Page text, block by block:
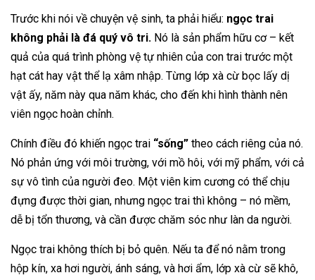
Trước khi nói về chuyện vệ sinh, ta phải hiểu: ngọc trai
không phải là đá quý vô tri. Nó là sản phẩm hữu cơ – kết
quả của quá trình phòng vệ tự nhiên của con trai trước một
hạt cát hay vật thể lạ xâm nhập. Từng lớp xà cừ bọc lấy dị
vật ấy, năm này qua năm khác, cho đến khi hình thành nên
viên ngọc hoàn chỉnh.
Chính điều đó khiến ngọc trai “sống” theo cách riêng của nó.
Nó phản ứng với môi trường, với mồ hôi, với mỹ phẩm, với cả
sự vô tình của người đeo. Một viên kim cương có thể chịu
đựng được thời gian, nhưng ngọc trai thì không – nó mềm,
dễ bị tổn thương, và cần được chăm sóc như làn da người.
Ngọc trai không thích bị bỏ quên. Nếu ta để nó nằm trong
hộp kín, xa hơi người, ánh sáng, và hơi ẩm, lớp xà cừ sẽ khô,